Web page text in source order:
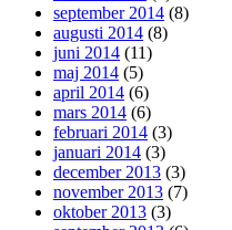
september 2014 (8)
augusti 2014 (8)
juni 2014 (11)
maj 2014 (5)
april 2014 (6)
mars 2014 (6)
februari 2014 (3)
januari 2014 (3)
december 2013 (3)
november 2013 (7)
oktober 2013 (3)